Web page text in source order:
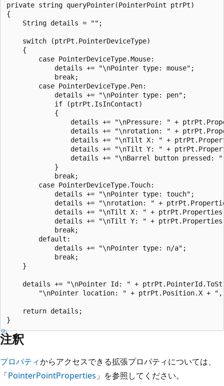
private string queryPointer(PointerPoint ptrPt)
{
    String details = "";
    switch (ptrPt.PointerDeviceType)
    {
        case PointerDeviceType.Mouse:
            details += "\nPointer type: mouse";
            break;
        case PointerDeviceType.Pen:
            details += "\nPointer type: pen";
            if (ptrPt.IsInContact)
            {
details += "\nPressure: " +
details += "\nrotation: " +
details += "\nTilt X: " +
details += "\nTilt Y: " +
details += "\nBarrel button pressed:
            }
            break;
        case PointerDeviceType.Touch:
            details += "\nPointer type: touch";
details += "\nrotation: " +
details += "\nTilt X: " +
details += "\nTilt Y: " +
            break;
        default:
            details += "\nPointer type: n/a";
            break;
    }
details += "\nPointer Id: " +
"\nPointer location: " + ptrPt.Position.X +
    return details;
注釈
プロパティからアクセスできる拡張プロパティについては、
「PointerPointProperties 」を参照してください。